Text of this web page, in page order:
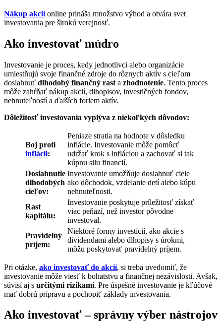
Nákup akciíonline prináša množstvo výhod a otvára svet
investovania pre širokú verejnosť.
Ako investovať múdro
Investovanie je proces, kedy jednotlivci alebo organizácie
umiestňujú svoje finančné zdroje do rôznych aktív s cieľom
dosiahnuť dlhodobý finančný rast a zhodnotenie. Tento proces
môže zahŕňať nákup akcií, dlhopisov, investičných fondov,
nehnuteľností a ďalších foriem aktív.
Dôležitosť investovania vyplýva z niekoľkých dôvodov:
Boj proti
inflácii:
Peniaze stratia na hodnote v dôsledku
inflácie. Investovanie môže pomôcť
udržať krok s infláciou a zachovať si tak
kúpnu silu financií.
Dosiahnutie
dlhodobých
cieľov:
Investovanie umožňuje dosiahnuť ciele
ako dôchodok, vzdelanie detí alebo kúpu
nehnuteľnosti.
Rast
kapitálu:
Investovanie poskytuje príležitosť získať
viac peňazí, než investor pôvodne
investoval.
Pravidelný
príjem:
Niektoré formy investícií, ako akcie s
dividendami alebo dlhopisy s úrokmi,
môžu poskytovať pravidelný príjem.
Pri otázke, ako investovať do akcií, si treba uvedomiť, že
investovanie môže viesť k bohatstvu a finančnej nezávislosti. Avšak,
súvisí aj s určitými rizikami. Pre úspešné investovanie je kľúčové
mať dobrú prípravu a pochopiť základy investovania.
Ako investovať – správny výber nástrojov